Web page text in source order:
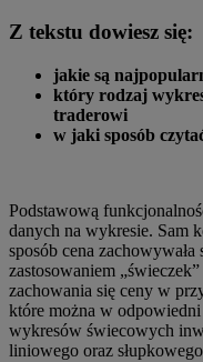
Z tekstu dowiesz się:
jakie są
który rodzaj
traderowi
w jaki sposób
Podstawową
danych na wykresie. Sam
sposób cena
zastosowaniem
zachowania się ceny w
które można w
wykresów świecowych
liniowego oraz